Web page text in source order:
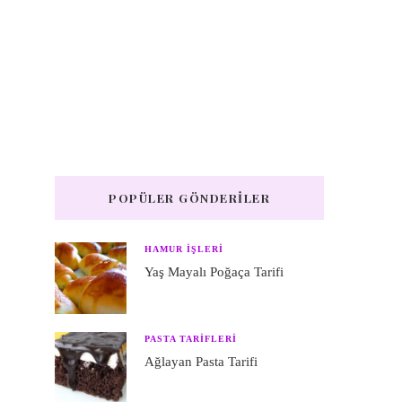
POPÜLER GÖNDERILER
HAMUR IŞLERI
Yaş Mayalı Poğaça Tarifi
PASTA TARIFLERI
Ağlayan Pasta Tarifi